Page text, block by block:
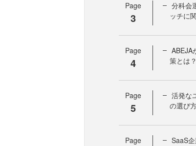
Page
3
分科会
ッチに
Page
4
ABEJA
策とは？
Page
5
活発な
の選び
Page SaaS